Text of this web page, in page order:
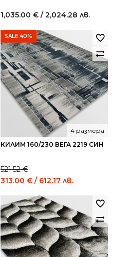
1,035.00 € / 2,024.28 лв.
SALE 40%
КИЛИМ 160/230 ВЕГА 2219 СИН
4 размера
521.52€
Original
was:
521.52 €
/
1,020.00
лв..
313.00 € / 612.17 лв.
313.00 €
/
612.17
лв..